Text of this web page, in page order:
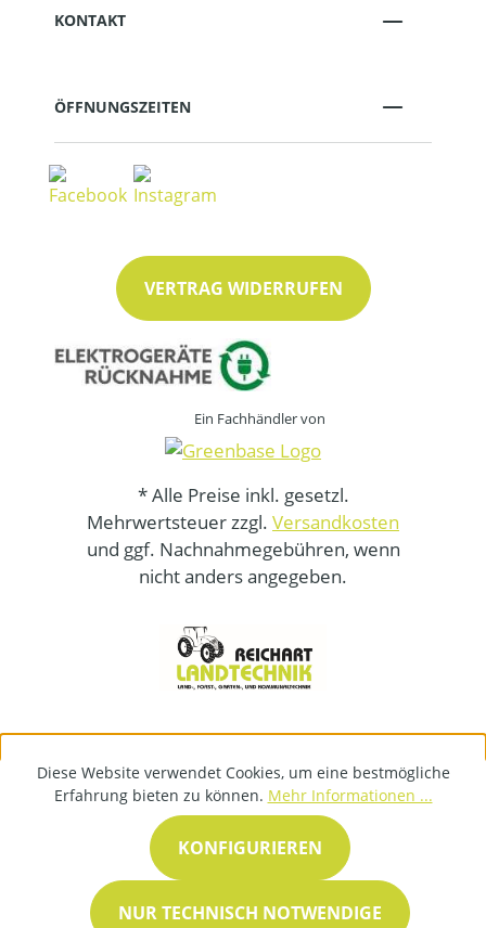
KONTAKT
ÖFFNUNGSZEITEN
VERTRAG WIDERRUFEN
Ein Fachhändler von
* Alle Preise inkl. gesetzl.
Mehrwertsteuer zzgl. Versandkosten
und ggf. Nachnahmegebühren, wenn
nicht anders angegeben.
Diese Website verwendet Cookies, um eine bestmögliche
Erfahrung bieten zu können. Mehr Informationen ...
NUR TECHNISCH NOTWENDIGE
KONFIGURIEREN